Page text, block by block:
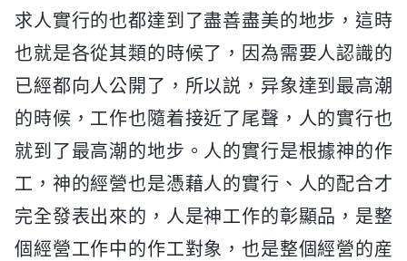
求人實行的也都達到了盡善盡美的地步，這時
也就是各從其類的時候了，因為需要人認識的
已經都向人公開了，所以説，异象達到最高潮
的時候，工作也隨着接近了尾聲，人的實行也
就到了最高潮的地步。人的實行是根據神的作
工，神的經營也是憑藉人的實行、人的配合才
完全發表出來的，人是神工作的彰顯品，是整
個經營工作中的作工對象，也是整個經營的産